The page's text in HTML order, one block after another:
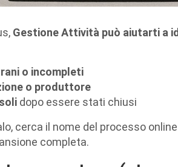
Gestione Attività può aiutarti a
o incompleti
o produttore
dopo essere stati chiusi
cerca il nome del processo
completa.